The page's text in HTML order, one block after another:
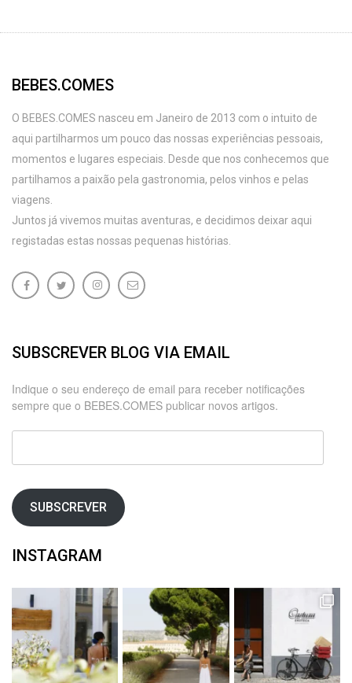
BEBES.COMES
O BEBES.COMES nasceu em Janeiro de 2013 com o intuito de
aqui partilharmos um pouco das nossas experiências pessoais,
momentos e lugares especiais. Desde que nos conhecemos que
partilhamos a paixão pela gastronomia, pelos vinhos e pelas
viagens.
Juntos já vivemos muitas aventuras, e decidimos deixar aqui
registadas estas nossas pequenas histórias.
SUBSCREVER BLOG VIA EMAIL
Indique o seu endereço de email para receber notificações
sempre que o BEBES.COMES publicar novos artigos.
Endereço
email
SUBSCREVER
INSTAGRAM